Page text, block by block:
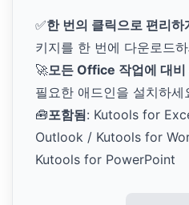
✅한 번의 클릭으로 편리하
키지를 한 번에 다운로드하
🚀모든 Office 작업에 대비
필요한 애드인을 설치하세
🧰포함됨: Kutools for
Outlook / Kutools for
Kutools for PowerPoint